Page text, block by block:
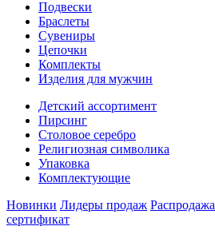
Подвески
Браслеты
Сувениры
Цепочки
Комплекты
Изделия для мужчин
Детский ассортимент
Пирсинг
Столовое серебро
Религиозная символика
Упаковка
Комплектующие
Новинки Лидеры продаж Распродажа
сертификат